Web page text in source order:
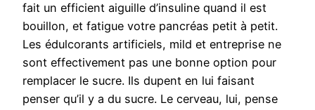
fait un efficient aiguille d’insuline quand il est
bouillon, et fatigue votre pancréas petit à petit.
Les édulcorants artificiels, mild et entreprise ne
sont effectivement pas une bonne option pour
remplacer le sucre. Ils dupent en lui faisant
penser qu’il y a du sucre. Le cerveau, lui, pense